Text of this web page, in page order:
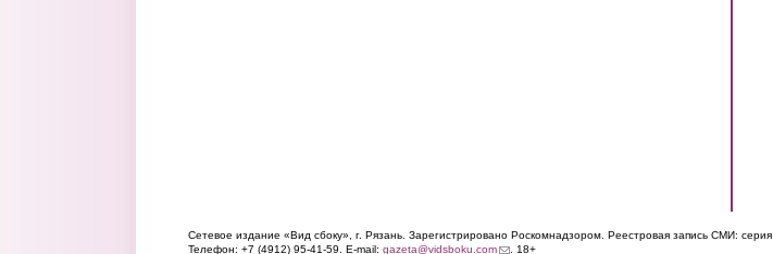
Сетевое издание «Вид сбоку», г. Рязань. Зарегистрировано Роскомнадзором. Реестровая запись СМИ: серия
Телефон: +7 (4912) 95-41-59. E-mail: gazeta@vidsboku.com(link sends e-mail)
. 18+